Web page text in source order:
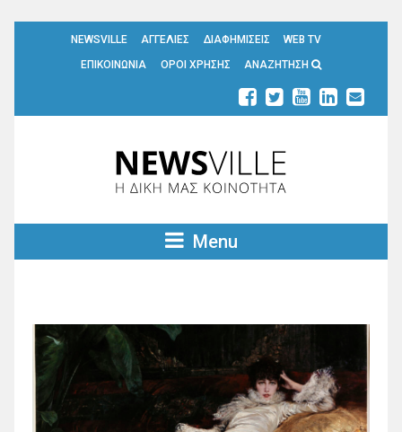
NEWSVILLE ΑΓΓΕΛΙΕΣ ΔΙΑΦΗΜΙΣΕΙΣ
WEB TV
ΕΠΙΚΟΙΝΩΝΙΑ
ΟΡΟΙ ΧΡΗΣΗΣ ΑΝΑΖΗΤΗΣΗ
Menu